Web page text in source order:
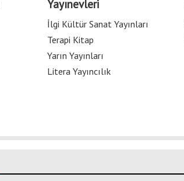
Yayınevleri
İlgi Kültür Sanat Yayınları
Terapi Kitap
Yarın Yayınları
Litera Yayıncılık